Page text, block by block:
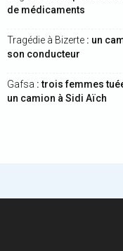
de médicaments
Tragédie à Bizerte : un
son conducteur
Gafsa : trois femmes
un camion à Sidi Aïch